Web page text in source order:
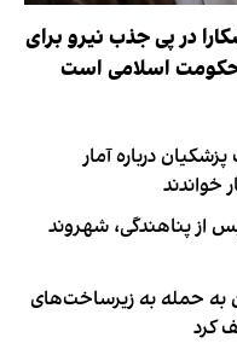
در پی جذب نیرو برای
حکومت اسلامی است
درباره آمار
خواندند
زن ایرانی ۵ ماه پس از پناهندگی، شهروند
به حمله به زیرساخت‌های
کرد